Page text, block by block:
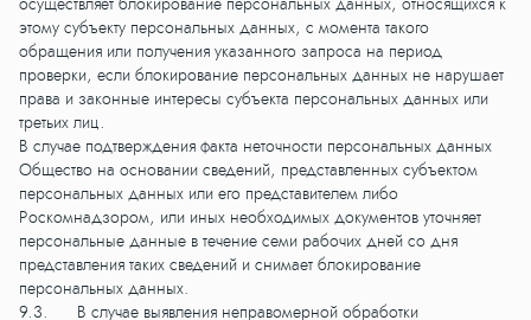
этому субъекту персональных данных, с момента такого
обращения или получения указанного запроса на период
проверки, если блокирование персональных данных не нарушает
права и законные интересы субъекта персональных данных или
третьих лиц.
В случае подтверждения факта неточности персональных данных
Общество на основании сведений, представленных субъектом
персональных данных или его представителем либо
Роскомнадзором, или иных необходимых документов уточняет
персональные данные в течение семи рабочих дней со дня
представления таких сведений и снимает блокирование
персональных данных.
9.3. В случае выявления неправомерной обработки